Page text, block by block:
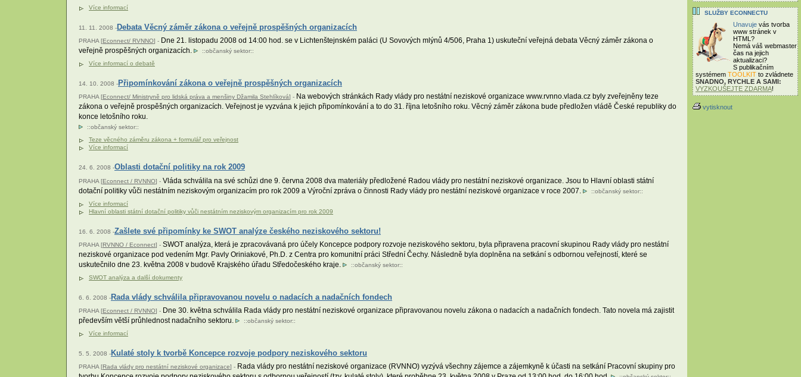
Více informací
11. 11. 2008 -Debata Věcný záměr zákona o veřejně prospěšných organizacích
PRAHA [Econnect/ RVNNO] - Dne 21. listopadu 2008 od 14:00 hod. se v Lichtenštejnském paláci (U Sovových mlýnů 4/506, Praha 1) uskuteční veřejná debata Věcný záměr zákona o
veřejně prospěšných organizacích.
::občanský sektor::
Více informací o debatě
14. 10. 2008 -Připomínkování zákona o veřejně prospěšných organizacích
PRAHA [Econnect/ Ministryně pro lidská práva a menšiny Džamila Stehlíková] - Na webových stránkách Rady vlády pro nestátní neziskové organizace www.rvnno.vlada.cz byly zveřejněny teze
zákona o veřejně prospěšných organizacích. Veřejnost je vyzvána k jejich připomínkování a to do 31. října letošního roku. Věcný záměr zákona bude předložen vládě České republiky do
konce letošního roku.
::občanský sektor::
Teze věcného záměru zákona + formulář pro veřejnost
Více informací
24. 6. 2008 -Oblasti dotační politiky na rok 2009
PRAHA [Econnect / RVNNO] - Vláda schválila na své schůzi dne 9. června 2008 dva materiály předložené Radou vlády pro nestátní neziskové organizace. Jsou to Hlavní oblasti státní
dotační politiky vůči nestátním neziskovým organizacím pro rok 2009 a Výroční zpráva o činnosti Rady vlády pro nestátní neziskové organizace v roce 2007.
::občanský sektor::
Více informací
Hlavní oblasti státní dotační politiky vůči nestátním neziskovým organizacím pro rok 2009
16. 6. 2008 -Zašlete své připomínky ke SWOT analýze českého neziskového sektoru!
PRAHA [RVNNO / Econnect] - SWOT analýza, která je zpracovávaná pro účely Koncepce podpory rozvoje neziskového sektoru, byla připravena pracovní skupinou Rady vlády pro nestátní
neziskové organizace pod vedením Mgr. Pavly Oriniakové, Ph.D. z Centra pro komunitní práci Střední Čechy. Následně byla doplněna na setkání s odbornou veřejností, které se
uskutečnilo dne 23. května 2008 v budově Krajského úřadu Středočeského kraje.
::občanský sektor::
SWOT analýza a další dokumenty
6. 6. 2008 -Rada vlády schválila připravovanou novelu o nadacích a nadačních fondech
PRAHA [Econnect / RVNNO] - Dne 30. května schválila Rada vlády pro nestátní neziskové organizace připravovanou novelu zákona o nadacích a nadačních fondech. Tato novela má zajistit
především větší průhlednost nadačního sektoru.
::občanský sektor::
Více informací
5. 5. 2008 -Kulaté stoly k tvorbě Koncepce rozvoje podpory neziskového sektoru
PRAHA [Rada vlády pro nestátní neziskové organizace] - Rada vlády pro nestátní neziskové organizace (RVNNO) vyzývá všechny zájemce a zájemkyně k účasti na setkání Pracovní skupiny pro
SLUŽBY ECONNECTU
Unavuje vás tvorba
www stránek v
HTML?
Nemá váš webmaster
čas na jejich
aktualizaci?
S publikačním
systémem TOOLKIT to zvládnete
SNADNO, RYCHLE A SAMI:
VYZKOUŠEJTE ZDARMA!
vytisknout